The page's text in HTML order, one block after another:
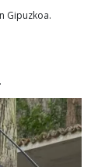
Gipuzkoa.